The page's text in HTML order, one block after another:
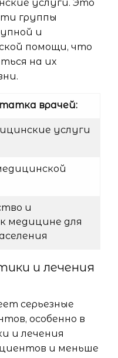
услуги. Это
группы
и
помощи, что
на их
врачей:
услуги
и
медицине для
и лечения
серьезные
особенно в
и лечения
и меньше